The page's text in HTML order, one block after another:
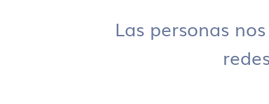
Las personas